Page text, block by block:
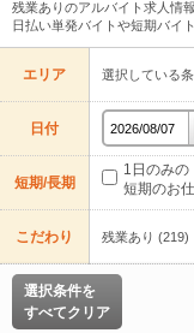
残業ありのアルバイト求人情
日払い単発バイトや短期バイ
エリア 選択している
日付
短期/長期
1日のみの
短期のお
こだわり 残業あり (219)
選択条件を
すべてクリア